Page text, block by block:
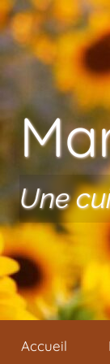
Aller au contenu
Une
Accueil